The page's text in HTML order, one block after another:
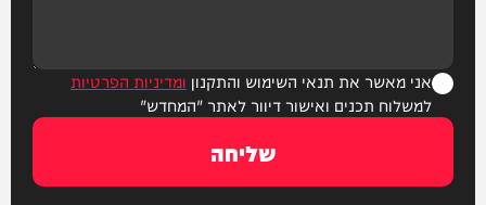
אני מאשר את תנאי השימוש והתקנון ומדיניות הפרטיות
למשלוח תכנים ואישור דיוור לאתר "המחדש"
שליחה